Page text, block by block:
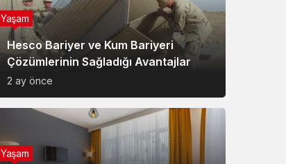
Sistem modunu seçin.
Hesco Bariyer ve Kum Bariyeri
Çözümlerinin Sağladığı Avantajlar
2 ay önce
Yaşam
Yaşam